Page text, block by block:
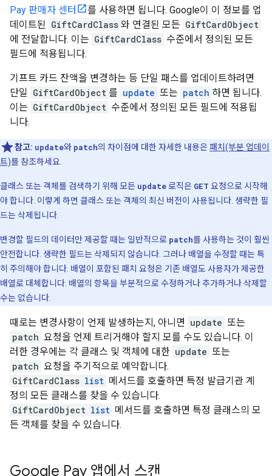
Pay 판매자 센터
를 사용하면 됩니다. Google이 이 정보를 업
데이트된 GiftCardClass 와 연결된 모든 GiftCardObject
에 전달합니다. 이는 GiftCardClass 수준에서 정의된 모든
필드에 적용됩니다.
기프트 카드 잔액을 변경하는 등 단일 패스를 업데이트하려면
단일 GiftCardObject 를 update 또는 patch 하면 됩니다.
이는 GiftCardObject 수준에서 정의된 모든 필드에 적용됩
니다.
참고: update와 patch의 차이점에 대한 자세한 내용은패치(부분 업데이
트)를 참조하세요.
클래스 또는 객체를 검색하기 위해 모든 update로직은 GET 요청으로 시작해
야 합니다. 이렇게 하면 클래스 또는 객체의 최신 버전이 사용됩니다. 생략한 필
드는 삭제됩니다.
변경할 필드의 데이터만 제공할 때는 일반적으로 patch를 사용하는 것이 훨씬
안전합니다. 생략한 필드는 삭제되지 않습니다. 그러나 배열을 수정할 때는 특
히 주의해야 합니다. 배열이 포함된 패치 요청은 기존 배열도 사용자가 제공한
배열로 대체합니다. 배열의 항목을 부분적으로 수정하거나 추가하거나 삭제할
수는 없습니다.
때로는 변경사항이 언제 발생하는지, 아니면 update 또는
patch 요청을 언제 트리거해야 할지 모를 수도 있습니다. 이
러한 경우에는 각 클래스 및 객체에 대한 update 또는
patch 요청을 주기적으로 예약합니다.
GiftCardClass list 메서드를 호출하면 특정 발급기관 계
정의 모든 클래스를 찾을 수 있습니다.
GiftCardObject list 메서드를 호출하면 특정 클래스의 모
든 객체를 찾을 수 있습니다.
Google Pay 앱에서 스캔